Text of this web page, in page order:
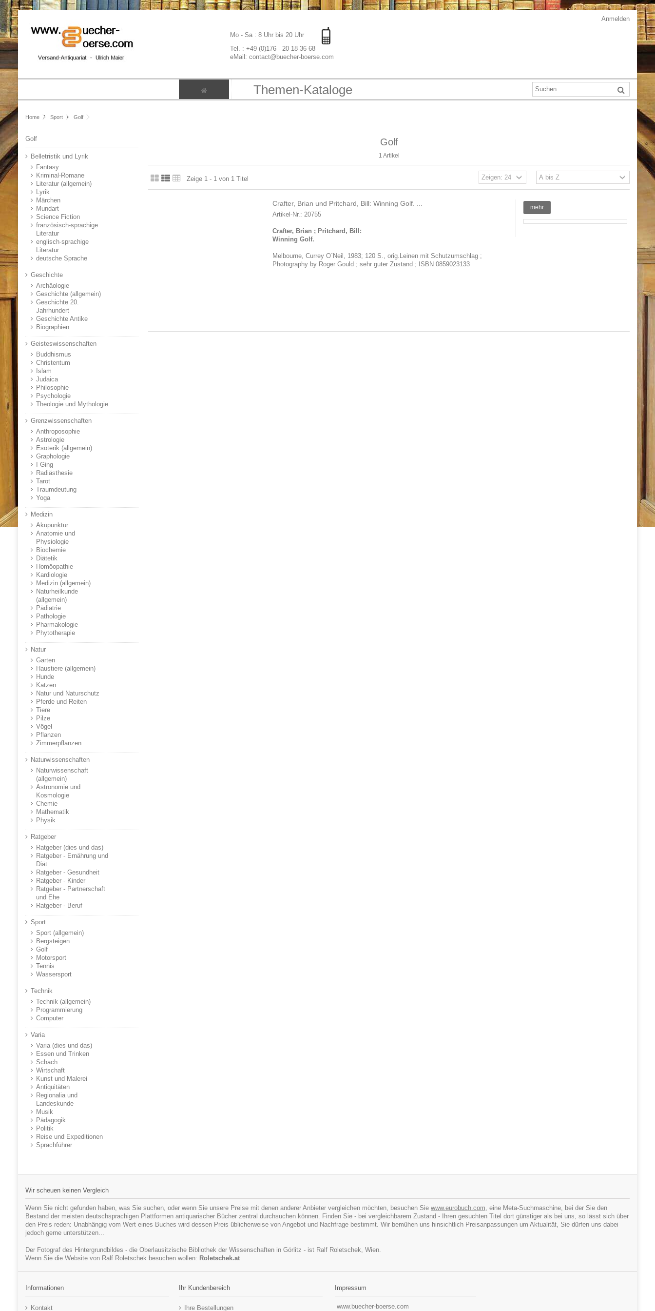
Mo - Sa : 8 Uhr bis 20 Uhr
Tel. : +49 (0)176 - 20 18 36 68
eMail: contact@buecher-boerse.com
Anmelden
Themen-Kataloge
Home Sport Golf
Golf
1 Artikel
Zeige 1 - 1 von 1 Titel
Crafter, Brian und Pritchard, Bill: Winning Golf. ...
Artikel-Nr.: 20755
Crafter, Brian ; Pritchard, Bill:
Winning Golf.
Melbourne, Currey O´Neil, 1983; 120 S., orig.Leinen mit Schutzumschlag ;
Photography by Roger Gould ; sehr guter Zustand ; ISBN 0859023133
mehr
Golf
Belletristik und Lyrik
Fantasy
Kriminal-Romane
Literatur (allgemein)
Lyrik
Märchen
Mundart
Science Fiction
französisch-sprachige
Literatur
englisch-sprachige
Literatur
deutsche Sprache
Geschichte
Archäologie
Geschichte (allgemein)
Geschichte 20.
Jahrhundert
Geschichte Antike
Biographien
Geisteswissenschaften
Buddhismus
Christentum
Islam
Judaica
Philosophie
Psychologie
Theologie und Mythologie
Grenzwissenschaften
Anthroposophie
Astrologie
Esoterik (allgemein)
Graphologie
I Ging
Radiästhesie
Tarot
Traumdeutung
Yoga
Medizin
Akupunktur
Anatomie und
Physiologie
Biochemie
Diätetik
Homöopathie
Kardiologie
Medizin (allgemein)
Naturheilkunde
(allgemein)
Pädiatrie
Pathologie
Pharmakologie
Phytotherapie
Natur
Garten
Haustiere (allgemein)
Hunde
Katzen
Natur und Naturschutz
Pferde und Reiten
Tiere
Pilze
Vögel
Pflanzen
Zimmerpflanzen
Naturwissenschaften
Naturwissenschaft
(allgemein)
Astronomie und
Kosmologie
Chemie
Mathematik
Physik
Ratgeber
Ratgeber (dies und das)
Ratgeber - Ernährung und
Diät
Ratgeber - Gesundheit
Ratgeber - Kinder
Ratgeber - Partnerschaft
und Ehe
Ratgeber - Beruf
Sport
Sport (allgemein)
Bergsteigen
Golf
Motorsport
Tennis
Wassersport
Technik
Technik (allgemein)
Programmierung
Computer
Varia
Varia (dies und das)
Essen und Trinken
Schach
Wirtschaft
Kunst und Malerei
Antiquitäten
Regionalia und
Landeskunde
Musik
Pädagogik
Politik
Reise und Expeditionen
Sprachführer
Wir scheuen keinen Vergleich
Wenn Sie nicht gefunden haben, was Sie suchen, oder wenn Sie unsere Preise mit denen anderer Anbieter vergleichen möchten, besuchen Sie www.eurobuch.com, eine Meta-Suchmaschine, bei der Sie den
Bestand der meisten deutschsprachigen Plattformen antiquarischer Bücher zentral durchsuchen können. Finden Sie - bei vergleichbarem Zustand - Ihren gesuchten Titel dort günstiger als bei uns, so lässt sich über
den Preis reden: Unabhängig vom Wert eines Buches wird dessen Preis üblicherweise von Angebot und Nachfrage bestimmt. Wir bemühen uns hinsichtlich Preisanpassungen um Aktualität, Sie dürfen uns dabei
jedoch gerne unterstützen...
Der Fotograf des Hintergrundbildes - die Oberlausitzische Bibliothek der Wissenschaften in Görlitz - ist Ralf Roletschek, Wien.
Wenn Sie die Website von Ralf Roletschek besuchen wollen: Roletschek.at
Informationen
Kontakt
Ihr Kundenbereich
Ihre Bestellungen
Impressum
www.buecher-boerse.com